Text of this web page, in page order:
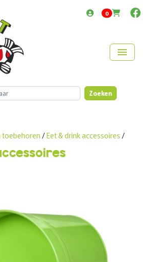
0items in cart
menu
Zoeken
toebehoren /Eet & drink accessoires /